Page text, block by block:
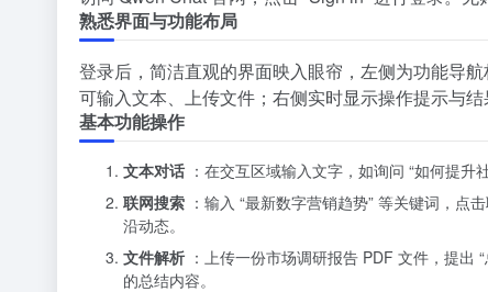
熟悉界面与功能布局
登录后，简洁直观的界面映入眼帘，左侧为功能导
可输入文本、上传文件；右侧实时显示操作提示与结
基本功能操作
文本对话 ：在交互区域输入文字，如询问 “如何提
联网搜索 ：输入 “最新数字营销趋势” 等关键词，
沿动态。
文件解析 ：上传一份市场调研报告 PDF 文件，提出
的总结内容。